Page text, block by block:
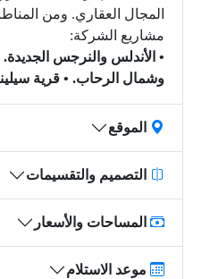
المجال العقاري. ومن
مشاريع الشركة:
• الأندلس والنرجس الجديدة.
وشمال الرحاب. • قرية
الموقع
التصميم والتقسيمات
المساحات والأسعار
موعد الاستلام